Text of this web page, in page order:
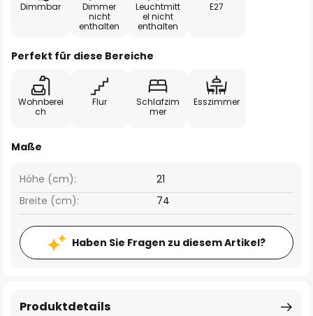
Dimmbar
Dimmer
nicht
enthalten
Leuchtmitt
el nicht
enthalten
E27
Perfekt für diese Bereiche
Wohnberei
ch
Flur
Schlafzim
mer
Esszimmer
Maße
Breite (cm): 74
Höhe (cm): 21
Haben Sie Fragen zu diesem Artikel?
Produktdetails